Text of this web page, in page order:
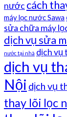
nước cách
máy lọc nước Sawa
sửa chữa máy
dịch vụ sửa
nước tại nhà dịch vụ
dịch vụ
Nội dịch vụ
thay lõi lọc